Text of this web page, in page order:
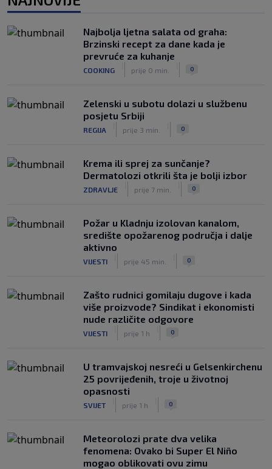
NOGOMET
| | 0
Izvinjenje s elementima prijetnje i
„gomila slabića“ u UEFA-i
Najbolja ljetna salata od graha:
Brzinski recept za dane kada je
prevruće za kuhanje
COOKING prije 0 min. 0
Zelenski u subotu dolazi u službenu
posjetu Srbiji
REGIJA prije 3 min. 0
Krema ili sprej za sunčanje?
Dermatolozi otkrili šta je bolji izbor
ZDRAVLJE prije 7 min. 0
Požar u Kladnju izolovan kanalom,
središte opožarenog područja i dalje
aktivno
VIJESTI prije 45 min. 0
Zašto rudnici gomilaju dugove i kada
više proizvode? Sindikat i ekonomisti
nude različite odgovore
VIJESTI prije 1 h 0
U tramvajskoj nesreći u Gelsenkirchenu
25 povrijeđenih, troje u životnoj
opasnosti
SVIJET prije 1 h 0
Meteorolozi prate dva velika
fenomena: Ovako bi Super El Niño
mogao oblikovati ovu zimu